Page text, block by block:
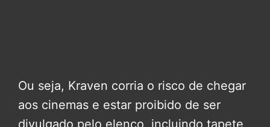
Ou seja, Kraven corria o risco de chegar
aos cinemas e estar proibido de ser
divulgado pelo elenco, incluindo tapete